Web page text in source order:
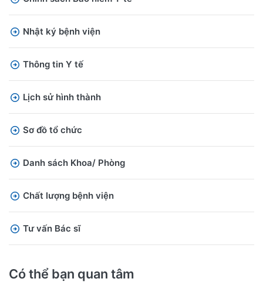
Nhật ký bệnh viện
Thông tin Y tế
Lịch sử hình thành
Sơ đồ tổ chức
Danh sách Khoa/ Phòng
Chất lượng bệnh viện
Tư vấn Bác sĩ
Có thể bạn quan tâm